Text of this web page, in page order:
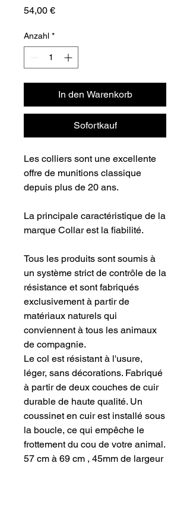
54,00 €Preis
Anzahl *
In den Warenkorb
Sofortkauf
Les colliers sont une excellente
offre de munitions classique
depuis plus de 20 ans.
La principale caractéristique de la
marque Collar est la fiabilité.
Tous les produits sont soumis à
un système strict de contrôle de la
résistance et sont fabriqués
exclusivement à partir de
matériaux naturels qui
conviennent à tous les animaux
de compagnie.
Le col est résistant à l'usure,
léger, sans décorations. Fabriqué
à partir de deux couches de cuir
durable de haute qualité. Un
coussinet en cuir est installé sous
la boucle, ce qui empêche le
frottement du cou de votre animal.
57 cm à 69 cm , 45mm de largeur